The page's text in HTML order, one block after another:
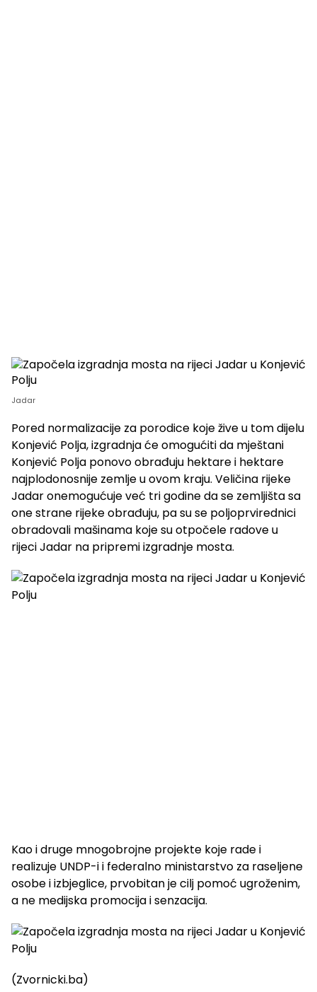
Jadar
Pored normalizacije za porodice koje žive u tom dijelu
Konjević Polja, izgradnja će omogućiti da mještani
Konjević Polja ponovo obrađuju hektare i hektare
najplodonosnije zemlje u ovom kraju. Veličina rijeke
Jadar onemogućuje već tri godine da se zemljišta sa
one strane rijeke obrađuju, pa su se poljoprvirednici
obradovali mašinama koje su otpočele radove u
rijeci Jadar na pripremi izgradnje mosta.
Kao i druge mnogobrojne projekte koje rade i
realizuje UNDP-i i federalno ministarstvo za raseljene
osobe i izbjeglice, prvobitan je cilj pomoć ugroženim,
a ne medijska promocija i senzacija.
(Zvornicki.ba)